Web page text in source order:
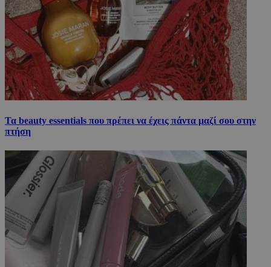
Τα beauty essentials που πρέπει να έχεις πάντα μαζί σου στην
πτήση